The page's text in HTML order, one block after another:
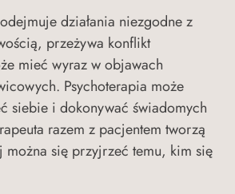
działania niezgodne z
przeżywa konflikt
mieć wyraz w objawach
Psychoterapia może
siebie i dokonywać świadomych
razem z pacjentem tworzą
można się przyjrzeć temu, kim się